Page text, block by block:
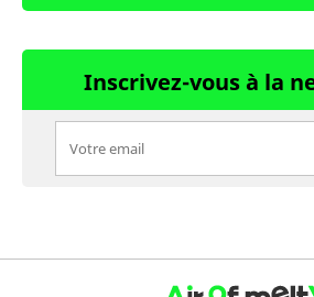
Inscrivez-vous à la